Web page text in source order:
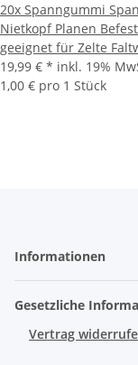
20x Spanngummi
Nietkopf Planen
geeignet für Zelte
19,99 € * inkl. 19%
1,00 € pro 1 Stück
Informationen
Gesetzliche
Vertrag